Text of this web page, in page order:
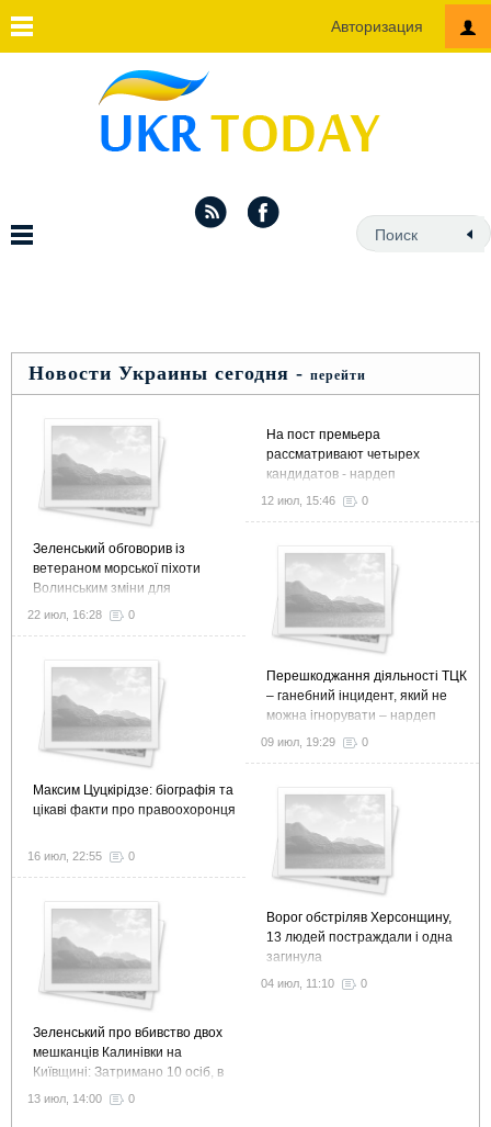
Авторизация
Новости Украины сегодня - перейти
Зеленський обговорив із
ветераном морської піхоти
Волинським зміни для
ефективної ветеранської
22 июл, 16:28 0
Максим Цуцкірідзе: біографія та
цікаві факти про правоохоронця
16 июл, 22:55 0
Зеленський про вбивство двох
мешканців Калинівки на
Київщині: Затримано 10 осіб, в
тому числі колишнього
13 июл, 14:00 0
На пост премьера
рассматривают четырех
кандидатов - нардеп
12 июл, 15:46 0
Перешкоджання діяльності ТЦК
– ганебний інцидент, який не
можна ігнорувати – нардеп
09 июл, 19:29 0
Ворог обстріляв Херсонщину,
13 людей постраждали і одна
загинула
04 июл, 11:10 0